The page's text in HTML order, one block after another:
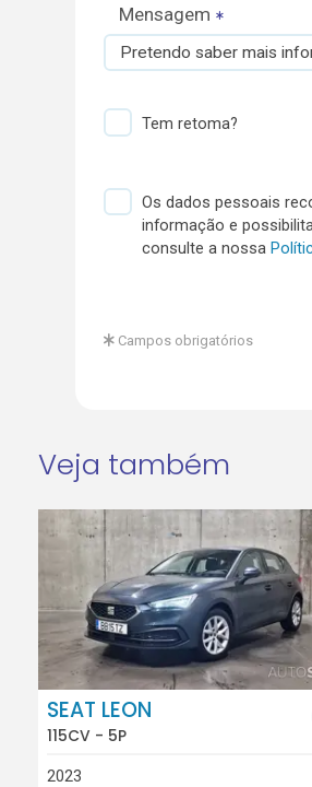
Mensagem
Pretendo saber mais
Tem retoma?
Os dados pessoais
informação e
consulte a nossa
Campos obrigatórios
Veja também
SEAT LEON
115CV - 5P
2023